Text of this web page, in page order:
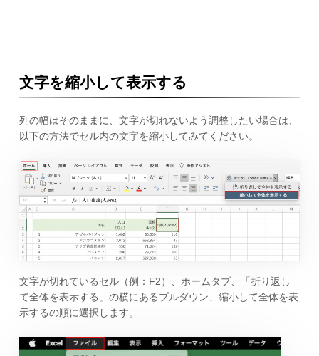
文字を縮小して表示する
列の幅はそのままに、文字が切れないよう調整したい場合は、
以下の方法でセル内の文字を縮小してみてください。
文字が切れているセル（例：F2）、ホームタブ、「折り返し
て全体を表示する」の横にあるプルダウン、縮小して全体を表
示するの順に選択します。